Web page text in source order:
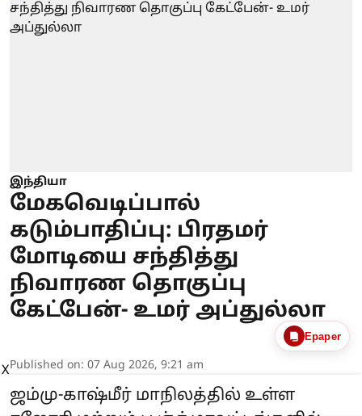
இந்தியா
மேகவெடிப்பால்
கடும்பாதிப்பு: பிரதமர்
மோடியை சந்தித்து
நிவாரண தொகுப்பு
கேட்பேன்- உமர் அப்துல்லா
Published on: 07 Aug 2026, 9:21 am
ஜம்மு-காஷ்மீர் மாநிலத்தில் உள்ள
Epaper
X